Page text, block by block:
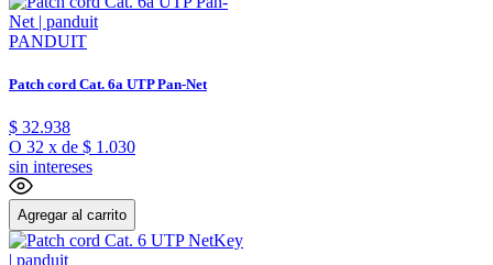
PANDUIT
Patch cord Cat. 6a UTP Pan-Net
$ 32.938
O 32 x de $ 1.030
sin intereses
Agregar al carrito